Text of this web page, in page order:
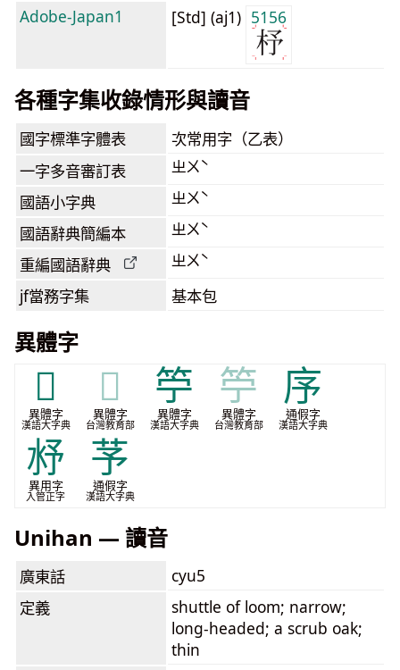
Adobe-Japan1 [Std] (aj1) 5156
各種字集收錄情形與讀音
國字標準字體表 次常用字（乙表）
一字多音審訂表 ㄓㄨˋ
國語小字典 ㄓㄨˋ
國語辭典簡編本 ㄓㄨˋ
重編國語辭典 ㄓㄨˋ
jf當務字集 基本包
異體字
𣏗
異體字
漢語大字典
𣏗
異體字
台灣教育部
䇡
異體字
漢語大字典
䇡
異體字
台灣教育部
序
通假字
漢語大字典
沀
異用字
入管正字
芧
通假字
漢語大字典
Unihan — 讀音
廣東話
cyu5
定義
shuttle of loom; narrow;
long-headed; a scrub oak;
thin